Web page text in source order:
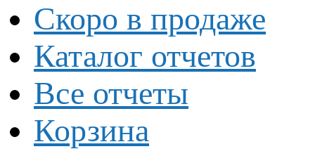
Скоро в продаже
Каталог отчетов
Все отчеты
Корзина